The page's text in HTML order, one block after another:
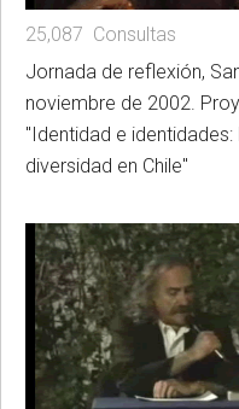
25,087 Consultas
Jornada de reflexión,
noviembre de 2002.
"Identidad e
diversidad en Chile"